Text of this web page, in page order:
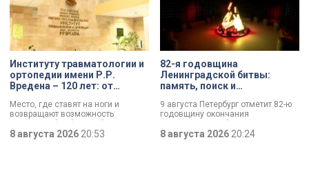
судьбе Анны Трусовой,
пережившей оккупацию
Павловска и потерю близких.
Институту травматологии и
ортопедии имени Р.Р.
Вредена – 120 лет: от
до передового
медицинского центра
Место, где ставят на ноги и
возвращают возможность
отмечает Институт травматологии
8 августа 202620:53
82-я годовщина
Ленинградской битвы:
память, поиск и
9 августа Петербург отметит 82-ю
годовщину окончания
воинской славы, который был
8 августа 202620:24